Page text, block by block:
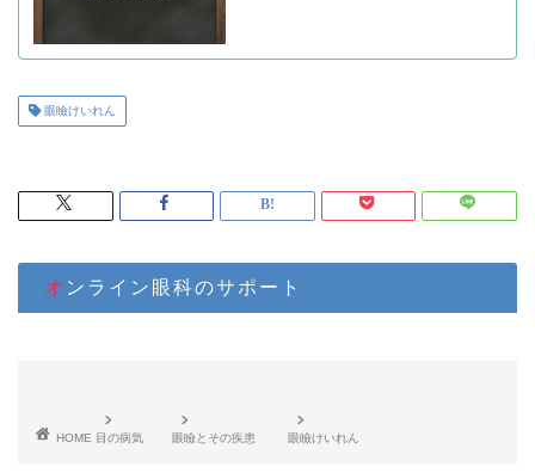
眼瞼けいれん
オンライン眼科のサポート
HOME 目の病気 眼瞼とその疾患 眼瞼けいれん